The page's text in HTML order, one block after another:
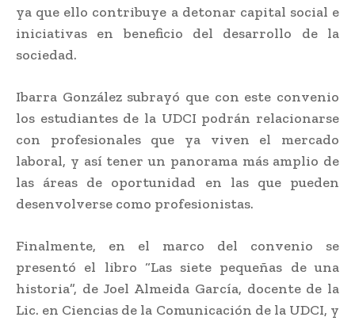
ya que ello contribuye a detonar capital social e
iniciativas en beneficio del desarrollo de la
sociedad.
Ibarra González subrayó que con este convenio
los estudiantes de la UDCI podrán relacionarse
con profesionales que ya viven el mercado
laboral, y así tener un panorama más amplio de
las áreas de oportunidad en las que pueden
desenvolverse como profesionistas.
Finalmente, en el marco del convenio se
presentó el libro “Las siete pequeñas de una
historia”, de Joel Almeida García, docente de la
Lic. en Ciencias de la Comunicación de la UDCI, y